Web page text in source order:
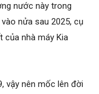
nước này trong
nửa sau 2025, cụ
của nhà máy Kia
vậy nên mốc lên đời